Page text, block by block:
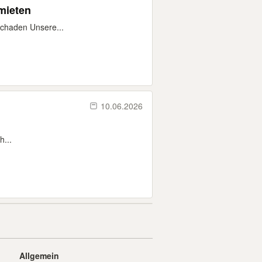
Unsere...
10.06.2026
Allgemein